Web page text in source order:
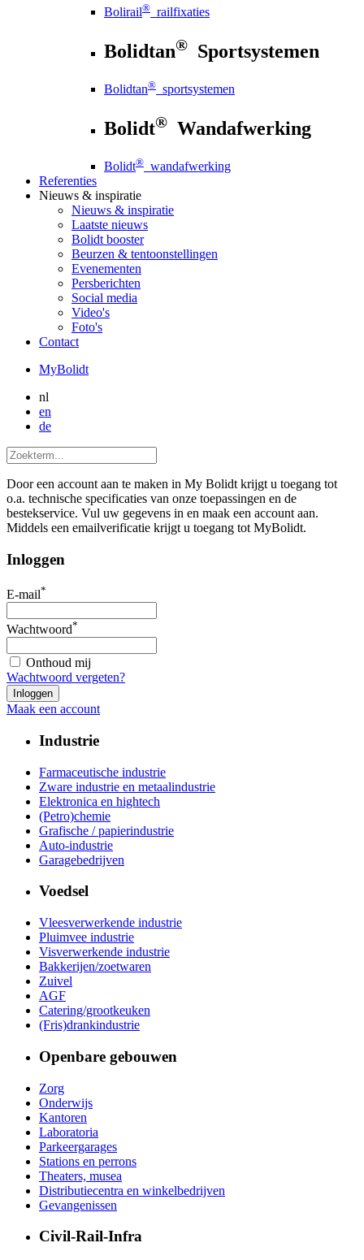
Bolirail® railfixaties
Bolidtan® Sportsystemen
Bolidtan® sportsystemen
Bolidt® Wandafwerking
Bolidt® wandafwerking
Referenties
Nieuws & inspiratie
Nieuws & inspiratie
Laatste nieuws
Bolidt booster
Beurzen & tentoonstellingen
Evenementen
Persberichten
Social media
Video's
Foto's
Contact
MyBolidt
nl
en
de
Door een account aan te maken in My Bolidt krijgt u toegang tot
o.a. technische specificaties van onze toepassingen en de
bestekservice. Vul uw gegevens in en maak een account aan.
Middels een emailverificatie krijgt u toegang tot MyBolidt.
Inloggen
E-mail*
Wachtwoord*
Onthoud mij
Wachtwoord vergeten?
Maak een account
Industrie
Farmaceutische industrie
Zware industrie en metaalindustrie
Elektronica en hightech
(Petro)chemie
Grafische / papierindustrie
Auto-industrie
Garagebedrijven
Voedsel
Vleesverwerkende industrie
Pluimvee industrie
Visverwerkende industrie
Bakkerijen/zoetwaren
Zuivel
AGF
Catering/grootkeuken
(Fris)drankindustrie
Openbare gebouwen
Zorg
Onderwijs
Kantoren
Laboratoria
Parkeergarages
Stations en perrons
Theaters, musea
Distributiecentra en winkelbedrijven
Gevangenissen
Civil-Rail-Infra